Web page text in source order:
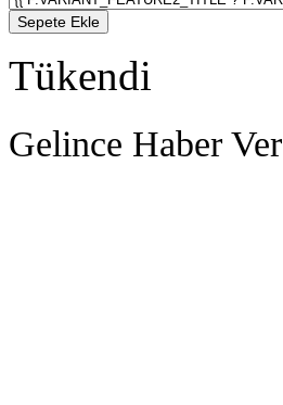
Sepete Ekle
Tükendi
Gelince Haber Ver